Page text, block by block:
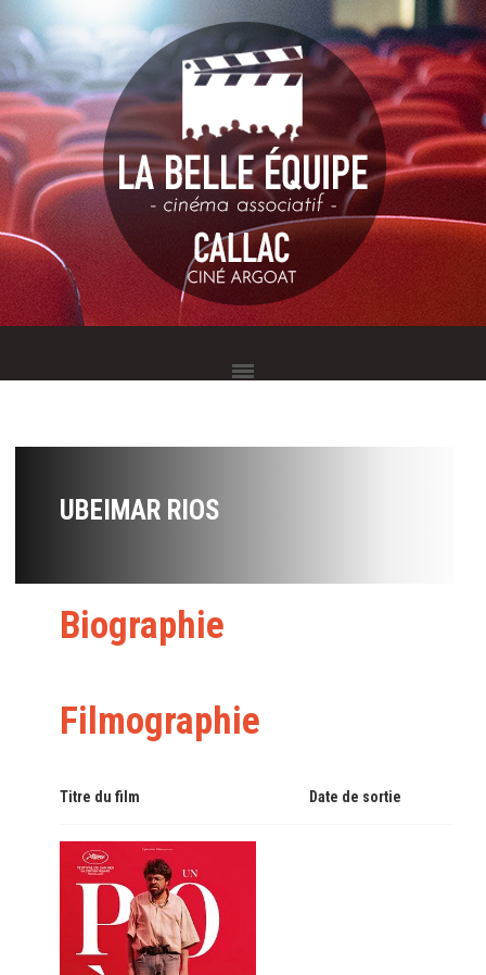
UBEIMAR RIOS
Biographie
Filmographie
Titre du film Date de sortie